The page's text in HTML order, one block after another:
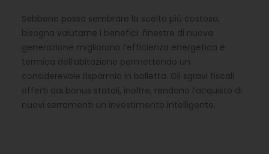
Sebbene possa sembrare la scelta più costosa,
bisogna valutarne i benefici: finestre di nuova
generazione migliorano l’efficienza energetica e
termica dell’abitazione permettendo un
considerevole risparmio in bolletta. Gli sgravi fiscali
offerti dai bonus statali, inoltre, rendono l’acquisto di
nuovi serramenti un investimento intelligente.